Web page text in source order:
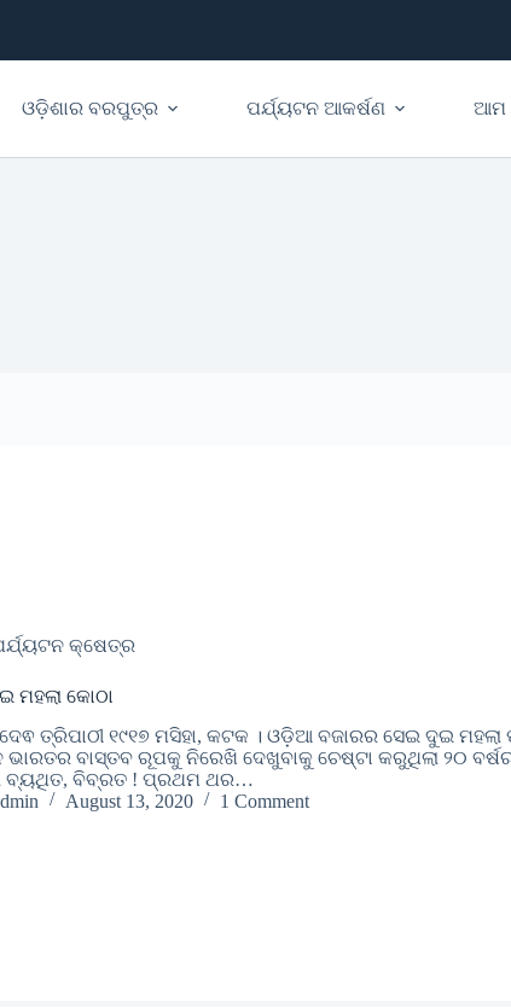
ଓଡ଼ିଶାର ବରପୁତ୍ର ପର୍ଯ୍ୟଟନ ଆକର୍ଷଣ ଆମ
କ୍ଷେତ୍ର
ମହଲା କୋଠା
ତ୍ରିପାଠୀ ୧୯୧୭ ମସିହା, କଟକ । ଓଡ଼ିଆ ବଜାରର ସେଇ ଦୁଇ ମହଲା
ଭାରତର ବାସ୍ତବ ରୂପକୁ ନିରେଖି ଦେଖୁବାକୁ ଚେଷ୍ଟା କରୁଥିଲା ୨୦
ବ୍ୟଥିତ, ବିବ୍ରତ ! ପ୍ରଥମ ଥର…
August 13, 2020 1 Comment